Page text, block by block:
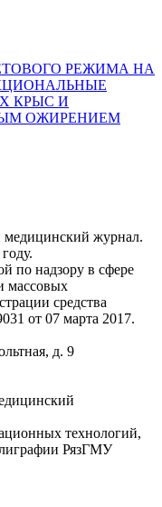
РЕЖИМА НА
КРЫС И
ОЖИРЕНИЕМ
медицинский журнал.
по надзору в сфере
массовых
средства
от 07 марта 2017.
д. 9
технологий,
РязГМУ